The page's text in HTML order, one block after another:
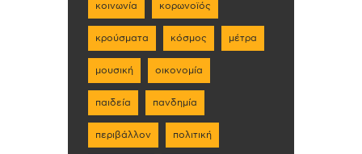
κοινωνία κορωνοϊός
κρούσματα κόσμος μέτρα
μουσική οικονομία
παιδεία πανδημία
περιβάλλον πολιτική